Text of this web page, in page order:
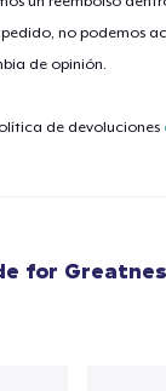
no podemos
de opinión.
de devoluciones
for